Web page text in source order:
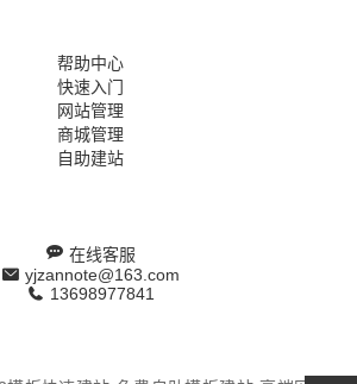
帮助中心
快速入门
网站管理
商城管理
自助建站
在线客服
yjzannote@163.com
13698977841